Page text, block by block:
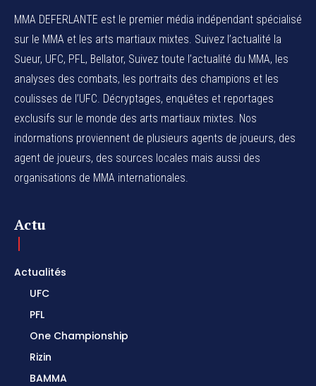
MMA DEFERLANTE est le premier média indépendant spécialisé
sur le MMA et les arts martiaux mixtes. Suivez l’actualité la
Sueur, UFC, PFL, Bellator, Suivez toute l’actualité du MMA, les
analyses des combats, les portraits des champions et les
coulisses de l’UFC. Décryptages, enquêtes et reportages
exclusifs sur le monde des arts martiaux mixtes. Nos
indormations proviennent de plusieurs agents de joueurs, des
agent de joueurs, des sources locales mais aussi des
organisations de MMA internationales.
Actu
Actualités
UFC
PFL
One Championship
Rizin
BAMMA